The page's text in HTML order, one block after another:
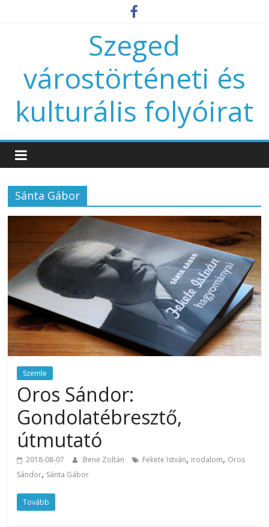
Szeged
várostörténeti és
kulturális folyóirat
Sánta Gábor
Szemle
Oros Sándor:
Gondolatébresztő,
útmutató
2018-08-07 Bene Zoltán Fekete István, irodalom, Oros
Sándor, Sánta Gábor
Tovább